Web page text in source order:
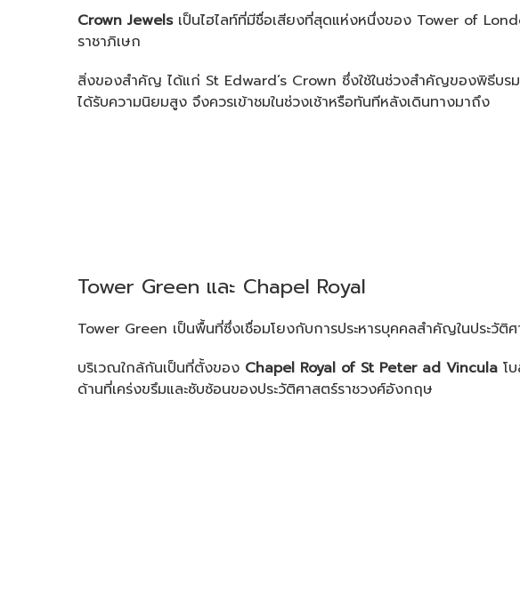
Crown Jewelsเป็นไฮไลท์ที่มีชื่อเสียงที่สุดแห่งหนึ่งของ Tower of
ราชาภิเษก
สิ่งของสำคัญ ได้แก่ St Edward’s Crown ซึ่งใช้ในช่วงสำคัญของพิธีบ
ได้รับความนิยมสูง จึงควรเข้าชมในช่วงเช้าหรือทันทีหลังเดินทางมาถึง
Tower Green และ Chapel Royal
Tower Green เป็นพื้นที่ซึ่งเชื่อมโยงกับการประหารบุคคลสำคัญในประวั
บริเวณใกล้กันเป็นที่ตั้งของ Chapel Royal of St Peter ad Vincula โ
ด้านที่เคร่งขรึมและซับซ้อนของประวัติศาสตร์ราชวงศ์อังกฤษ